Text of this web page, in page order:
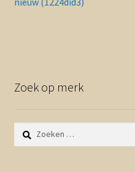
navigatie
Zoek op merk
Zoeken
naar: